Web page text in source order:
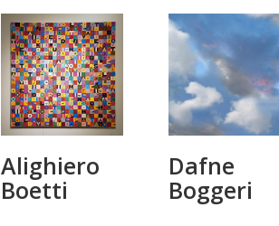
Alighiero
Boetti
Dafne
Boggeri